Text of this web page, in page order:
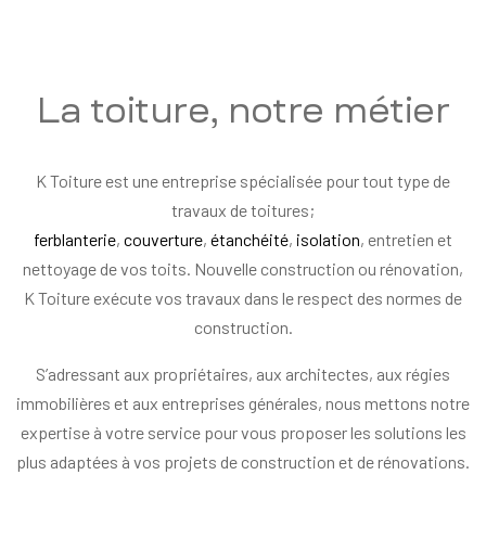
La toiture, notre métier
K Toiture est une entreprise spécialisée pour tout type de
travaux de toitures;
ferblanterie, couverture, étanchéité, isolation, entretien et
nettoyage de vos toits. Nouvelle construction ou rénovation,
K Toiture exécute vos travaux dans le respect des normes de
construction.
S’adressant aux propriétaires, aux architectes, aux régies
immobilières et aux entreprises générales, nous mettons notre
expertise à votre service pour vous proposer les solutions les
plus adaptées à vos projets de construction et de rénovations.